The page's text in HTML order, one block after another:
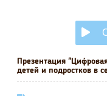
Презентация
детей и подростков в